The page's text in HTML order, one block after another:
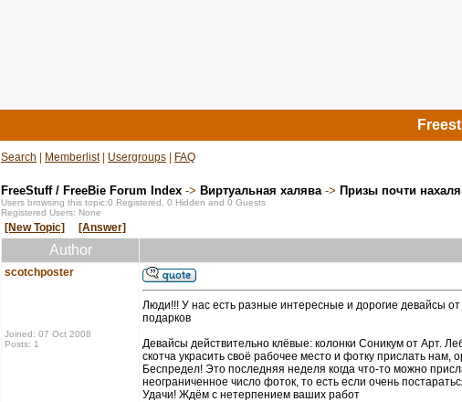
Search Memberlist| Usergroups FAQ
FreeStuff / FreeBie Forum Index -> Виртуальная халява-> Призы почти
Users browsing this topic:0 Registered, 0 Hidden and 0 Guests
Registered Users: None
[New Topic] [Answer]
Author
scotchposter
Joined: 07 Oct 2008
Posts: 1
Люди!!! У нас есть разные интересные и дорогие девайсы
подарков
Девайсы действительно клёвые: колонки Соникум от Арт.
скотча украсить своё рабочее место и фотку прислать
Беспредел! Это последняя неделя когда что-то можно
неограниченное число фоток, то есть если очень
Удачи! Ждём с нетерпением ваших работ